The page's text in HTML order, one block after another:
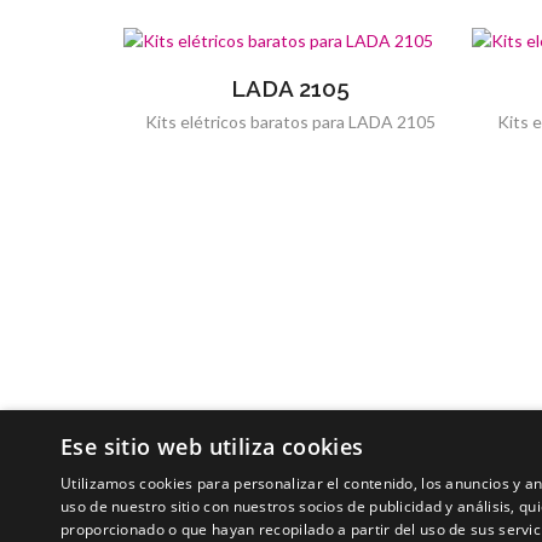
LADA 2105
Kits elétricos baratos para LADA 2105 Kits
Ese sitio web utiliza cookies
Utilizamos cookies para personalizar el contenido, los anuncios y
uso de nuestro sitio con nuestros socios de publicidad y análisis,
proporcionado o que hayan recopilado a partir del uso de sus